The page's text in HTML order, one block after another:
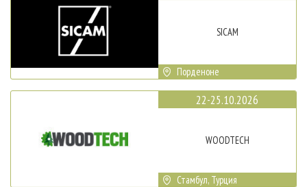
SICAM
Порденоне
22-25.10.2026
WOODTECH
Стамбул, Турция